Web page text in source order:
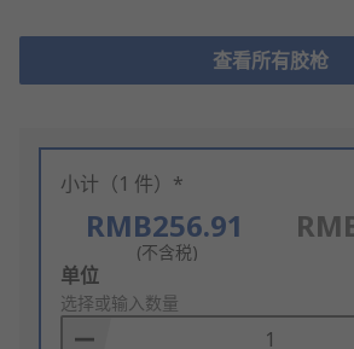
查看所有胶枪
小计（1 件）*
RMB256.91
(不含税)
Add
to
Basket
单位
选择或输入数量